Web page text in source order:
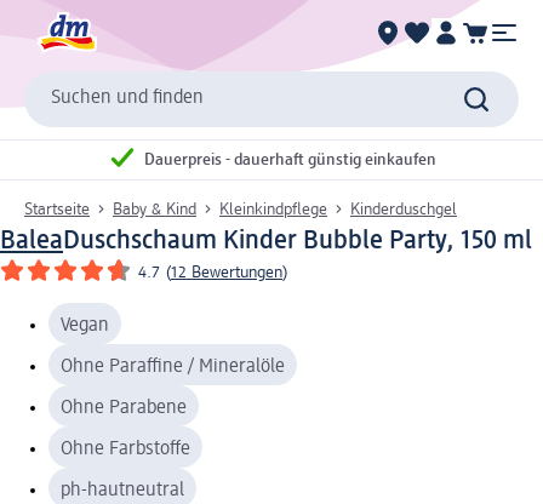
Suchen und finden
Dauerpreis - dauerhaft günstig einkaufen
Startseite Baby & Kind Kleinkindpflege Kinderduschgel
BaleaDuschschaum Kinder Bubble Party, 150 ml
4.7 (12 Bewertungen)
Vegan
Ohne Paraffine / Mineralöle
Ohne Parabene
Ohne Farbstoffe
ph-hautneutral